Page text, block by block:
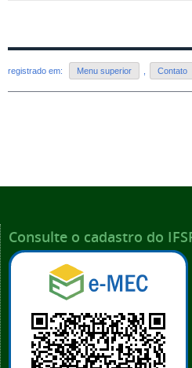
registrado em: Menu superior Contato
Consulte o cadastro do